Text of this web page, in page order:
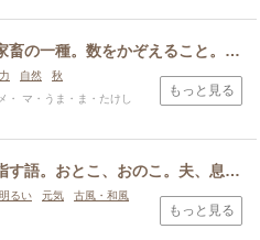
哺乳類のうま。家畜の一種。数をかぞえること。大きいもの、悪いものの例え
自然
秋
・ マ・うま・ま・たけし
もっと見る
広く「男子」を指す語。おとこ、おのこ。夫、息子など特に若い男性を指す
明るい 元気
古風・和風
もっと見る